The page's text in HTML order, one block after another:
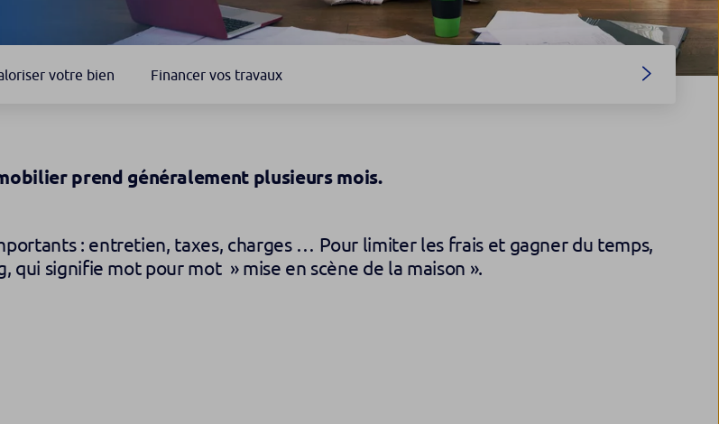
votre bien Financer vos travaux
prend généralement plusieurs mois.
: entretien, taxes, charges … Pour limiter les frais et gagner du temps,
qui signifie mot pour mot » mise en scène de la maison ».